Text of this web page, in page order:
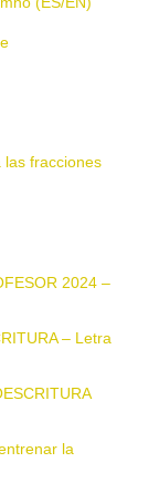
las fracciones
2024 –
– Letra
la